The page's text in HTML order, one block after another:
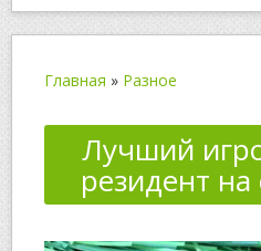
Главная » Разное
Лучший
резидент на